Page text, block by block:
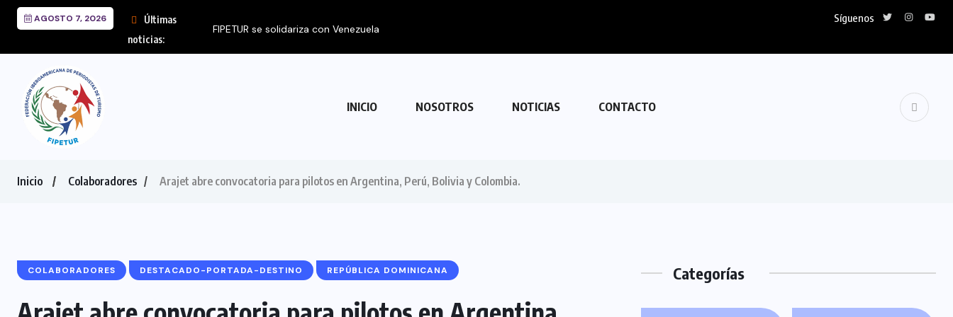
AGOSTO 7, 2026
Últimas
noticias:
FIPETUR se solidariza con Venezuela
Síguenos
INICIO NOSOTROS NOTICIAS CONTACTO
Inicio Colaboradores Arajet abre convocatoria para pilotos en Argentina, Perú, Bolivia y Colombia.
COLABORADORES DESTACADO-PORTADA-DESTINO REPÚBLICA DOMINICANA Categorías